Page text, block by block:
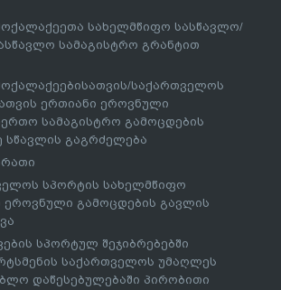
სახელმწიფო სასწავლო/
სამაგისტრო გრანტით
საქართველოს
ერთიანი ეროვნული
სამაგისტრო გამოცდების
სწავლის გაგრძელება
სპორტის სახელმწიფო
ეროვნული გამოცდების გავლის
სპორტულ შეჯიბრებებში
საქართველოს უმაღლეს
დაწესებულებაში პირობითი